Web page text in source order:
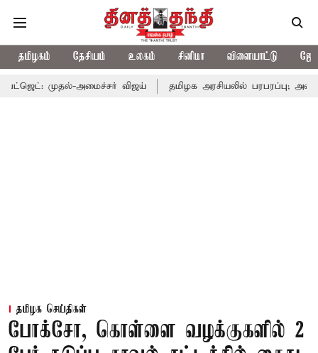
தமிழகம் தேசியம் உலகம் சினிமா விளையாட்டு
அமைச்சர் விஜய் தமிழக அரசியலில் பரபரப்பு; அமைச்சர்
தமிழக செய்திகள்
போக்சோ, கொள்ளை வழக்குகளில் 2